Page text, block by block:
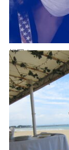
福岡タワー